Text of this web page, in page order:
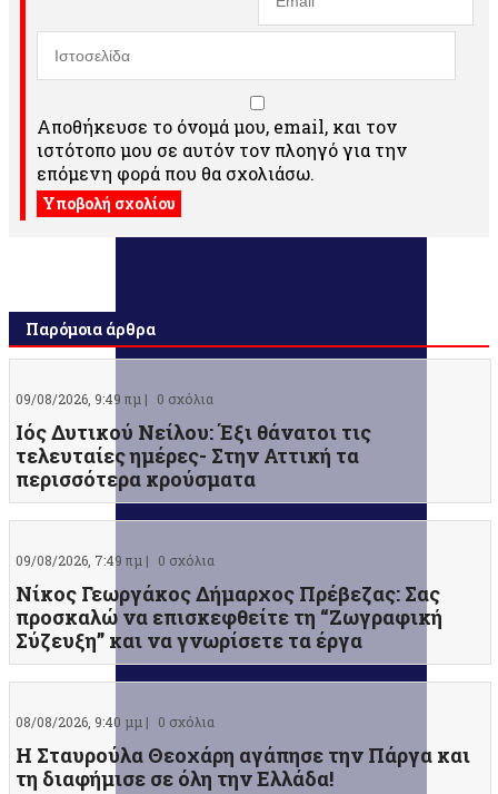
Αποθήκευσε το όνομά μου, email, και τον
ιστότοπο μου σε αυτόν τον πλοηγό για την
επόμενη φορά που θα σχολιάσω.
Παρόμοια άρθρα
09/08/2026, 9:49 πμ | 0 σχόλια
Ιός Δυτικού Νείλου: Έξι θάνατοι τις
τελευταίες ημέρες- Στην Αττική τα
περισσότερα κρούσματα
09/08/2026, 7:49 πμ | 0 σχόλια
Νίκος Γεωργάκος Δήμαρχος Πρέβεζας: Σας
προσκαλώ να επισκεφθείτε τη “Ζωγραφική
Σύζευξη” και να γνωρίσετε τα έργα
08/08/2026, 9:40 μμ | 0 σχόλια
Η Σταυρούλα Θεοχάρη αγάπησε την Πάργα και
τη διαφήμισε σε όλη την Ελλάδα!